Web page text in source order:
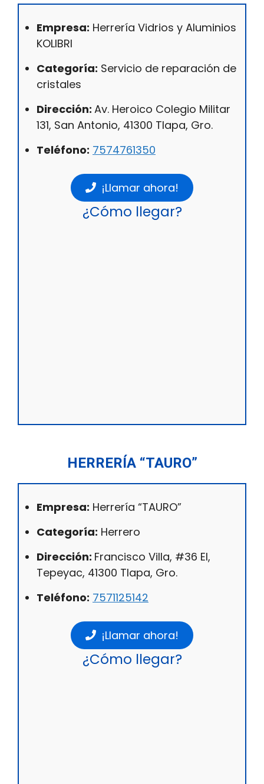
Empresa: Herrería Vidrios y Aluminios
KOLIBRI
Categoría: Servicio de reparación de
cristales
Dirección: Av. Heroico Colegio Militar
131, San Antonio, 41300 Tlapa, Gro.
Teléfono: 7574761350
¡Llamar ahora!
¿Cómo llegar?
HERRERÍA “TAURO”
Empresa: Herrería “TAURO”
Categoría: Herrero
Dirección: Francisco Villa, #36 El,
Tepeyac, 41300 Tlapa, Gro.
Teléfono: 7571125142
¡Llamar ahora!
¿Cómo llegar?